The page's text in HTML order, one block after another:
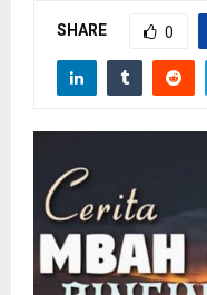
SHARE 0